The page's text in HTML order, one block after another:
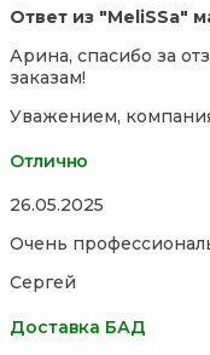
Ответ из "MeliSSa"
Арина, спасибо за
заказам!
Уважением,
Отлично
Rated
out
5
26.05.2025
Очень
Сергей
Доставка БАД